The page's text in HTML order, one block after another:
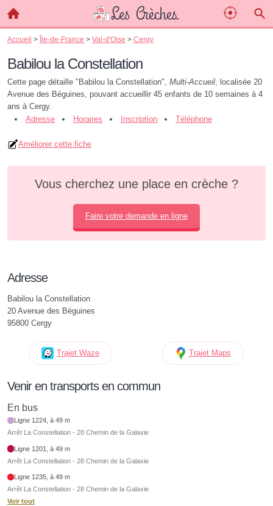
Accueil > Île-de-France > Val-d'Oise > Cergy
Babilou la Constellation
Cette page détaille "Babilou la Constellation", Multi-Accueil, localisée 20
Avenue des Béguines, pouvant accueillir 45 enfants de 10 semaines à 4
ans à Cergy.
Adresse
Horaires Inscription Téléphone
Améliorer cette fiche
Vous cherchez une place en crèche ?
Faire votre demande en ligne
Adresse
Babilou la Constellation
20 Avenue des Béguines
95800 Cergy
Trajet Waze Trajet Maps
Venir en transports en commun
En bus
Ligne 1224, à 49 m
Arrêt La Constellation - 28 Chemin de la Galaxie
Ligne 1201, à 49 m
Arrêt La Constellation - 28 Chemin de la Galaxie
Ligne 1235, à 49 m
Arrêt La Constellation - 28 Chemin de la Galaxie
Voir tout